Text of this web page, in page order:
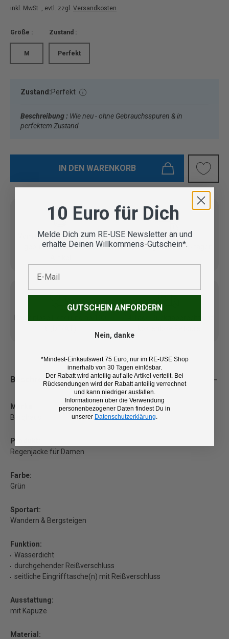
inkl. MwSt. , evtl. zzgl. Versandkosten
Größe :
M
Zustand :
Perfekt
Zustand:Perfekt
Beschreibung : Wie neu - ohne Gebrauchsspuren & in
perfektem Zustand
IN DEN WARENKORB
Vom Outdoor Spezialisten
geprüfte Second Hand
Lieferung in 3-5 Werktagen
Beschreibung
Marke:
Berghaus
Produkt:
Regenjacke für Damen
Farbe:
Grün
Sportart:
Wandern & Bergsteigen
Funktion:
Wasserdicht
durchgehender Reißverschluss
seitliche Eingrifftasche(n) mit Reißverschluss
Ausstattung:
mit Kapuze
Material:
10 Euro für Dich
Melde Dich zum RE-USE Newsletter an und
erhalte Deinen Willkommens-Gutschein*.
GUTSCHEIN ANFORDERN
Nein, danke
*Mindest-Einkaufswert 75 Euro, nur im RE-USE Shop
innerhalb von 30 Tagen einlösbar.
Der Rabatt wird anteilig auf alle Artikel verteilt. Bei
Rücksendungen wird der Rabatt anteilig verrechnet
und kann niedriger ausfallen.
Informationen über die Verwendung
personenbezogener Daten findest Du in
unserer Datenschutzerklärung